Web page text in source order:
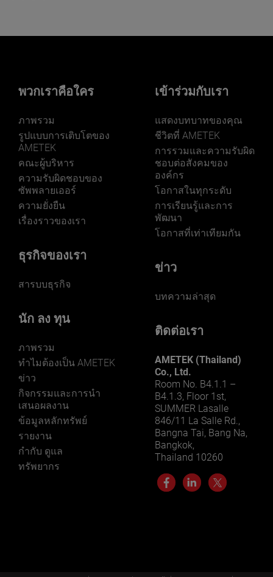
พวกเราคือใคร
ภาพรวม
รูปแบบการเติบโตของ
AMETEK
คณะผู้บริหาร
ความรับผิดชอบของ
ซัพพลายเออร์
ความยั่งยืน
เรื่องราวของเรา
ธุรกิจของเรา
สารบบธุรกิจ
นัก ลง ทุน
ภาพรวม
ทําไมต้องเป็น AMETEK
ข่าว
กิจกรรมและการนํา
เสนอผลงาน
ข้อมูลหลักทรัพย์
รายงาน
กำกับ ดูแล
ทรัพยากร
เข้าร่วมกับเรา
แสดงบทบาทของคุณ
ชีวิตที่ AMETEK
การรวมและความรับผิด
ชอบต่อสังคมของ
องค์กร
โอกาสในทุกระดับ
การเรียนรู้และการ
พัฒนา
โอกาสที่เท่าเทียมกัน
ข่าว
บทความล่าสุด
ติดต่อเรา
AMETEK (Thailand)
Co., Ltd.
Room No. B4.1.1 –
B4.1.3, Floor 1st,
SUMMER Lasalle
846/11 La Salle Rd.,
Bangna Tai, Bang Na,
Bangkok,
Thailand 10260